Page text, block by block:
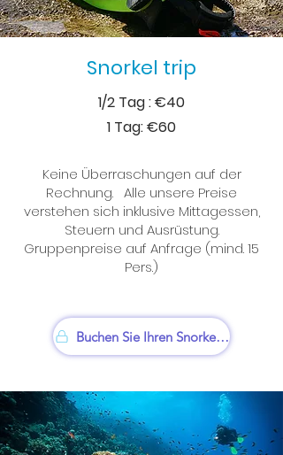
Snorkel trip
1/2 Tag: €40
1 Tag: €60
Keine Überraschungen auf der
Rechnung. Alle unsere Preise
verstehen sich inklusive Mittagessen,
Steuern und Ausrüstung.
Gruppenpreise auf Anfrage (mind. 15
Pers.)
Buchen Sie Ihren Snorkel trip